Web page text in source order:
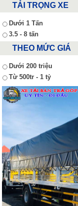
TẢI TRỌNG XE
Dưới 1 Tấn
3.5 - 8 tấn
THEO MỨC GIÁ
Dưới 200 triệu
Từ 500tr - 1 tỷ